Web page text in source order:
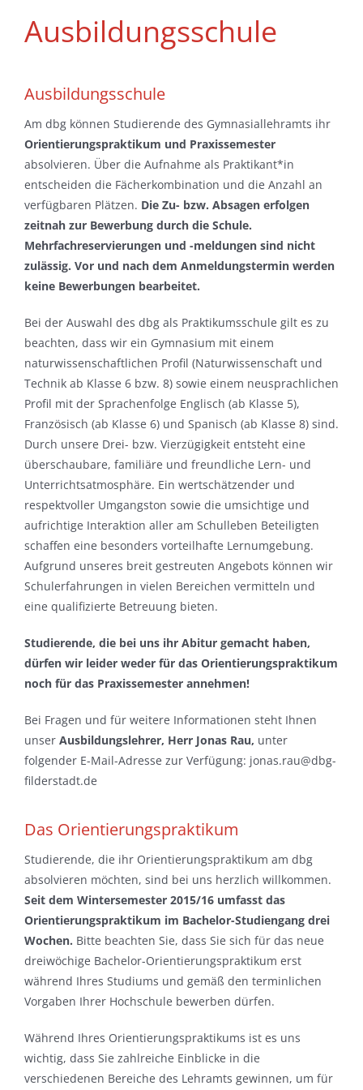
Ausbildungsschule
Ausbildungsschule
Am dbg können Studierende des Gymnasiallehramts ihr
Orientierungspraktikum und Praxissemester
absolvieren. Über die Aufnahme als Praktikant*in
entscheiden die Fächerkombination und die Anzahl an
verfügbaren Plätzen. Die Zu- bzw. Absagen erfolgen
zeitnah zur Bewerbung durch die Schule.
Mehrfachreservierungen und -meldungen sind nicht
zulässig. Vor und nach dem Anmeldungstermin werden
keine Bewerbungen bearbeitet.
Bei der Auswahl des dbg als Praktikumsschule gilt es zu
beachten, dass wir ein Gymnasium mit einem
naturwissenschaftlichen Profil (Naturwissenschaft und
Technik ab Klasse 6 bzw. 8) sowie einem neusprachlichen
Profil mit der Sprachenfolge Englisch (ab Klasse 5),
Französisch (ab Klasse 6) und Spanisch (ab Klasse 8) sind.
Durch unsere Drei- bzw. Vierzügigkeit entsteht eine
überschaubare, familiäre und freundliche Lern- und
Unterrichtsatmosphäre. Ein wertschätzender und
respektvoller Umgangston sowie die umsichtige und
aufrichtige Interaktion aller am Schulleben Beteiligten
schaffen eine besonders vorteilhafte Lernumgebung.
Aufgrund unseres breit gestreuten Angebots können wir
Schulerfahrungen in vielen Bereichen vermitteln und
eine qualifizierte Betreuung bieten.
Studierende, die bei uns ihr Abitur gemacht haben,
dürfen wir leider weder für das Orientierungspraktikum
noch für das Praxissemester annehmen!
Bei Fragen und für weitere Informationen steht Ihnen
unser Ausbildungslehrer, Herr Jonas Rau, unter
folgender E-Mail-Adresse zur Verfügung: jonas.rau@dbg-
filderstadt.de
Das Orientierungspraktikum
Studierende, die ihr Orientierungspraktikum am dbg
absolvieren möchten, sind bei uns herzlich willkommen.
Seit dem Wintersemester 2015/16 umfasst das
Orientierungspraktikum im Bachelor-Studiengang drei
Wochen. Bitte beachten Sie, dass Sie sich für das neue
dreiwöchige Bachelor-Orientierungspraktikum erst
während Ihres Studiums und gemäß den terminlichen
Vorgaben Ihrer Hochschule bewerben dürfen.
Während Ihres Orientierungspraktikums ist es uns
wichtig, dass Sie zahlreiche Einblicke in die
verschiedenen Bereiche des Lehramts gewinnen, um für